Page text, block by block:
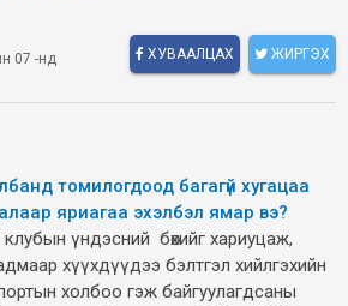
07 -нд ХУВААЛЦАХ ЖИРГЭХ
томилогдоод багагүй хугацаа
яриагаа эхэлбэл ямар вэ?
клубын үндэсний бөхийг хариуцаж,
хүүхдүүдээ бэлтгэл хийлгэхийн
холбоо гэж байгуулагдсаны